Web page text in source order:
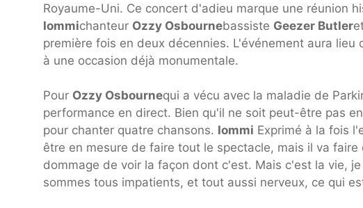
Royaume-Uni. Ce concert d'adieu marque une réunion
Iommichanteur Ozzy Osbournebassiste Geezer Butler
première fois en deux décennies. L'événement aura
à une occasion déjà monumentale.
Pour Ozzy Osbournequi a vécu avec la maladie de
performance en direct. Bien qu'il ne soit peut-être pas
pour chanter quatre chansons. Iommi Exprimé à la fois
être en mesure de faire tout le spectacle, mais il va
dommage de voir la façon dont c'est. Mais c'est la vie,
sommes tous impatients, et tout aussi nerveux, ce qui